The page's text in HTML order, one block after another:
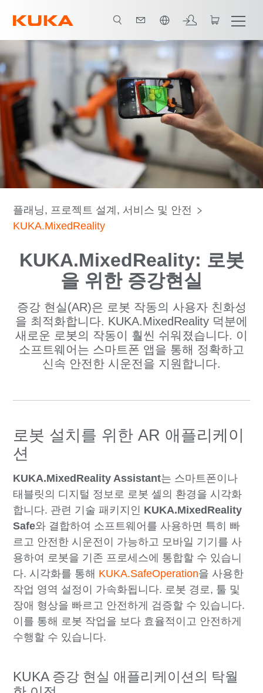
모듈 소프트웨어 주문 무료로 사용해 보세요 연락처
플래닝, 프로젝트 설계, 서비스 및 안전
KUKA.MixedReality
KUKA.MixedReality: 로봇
을 위한 증강현실
증강 현실(AR)은 로봇 작동의 사용자 친화성
을 최적화합니다. KUKA.MixedReality 덕분에
새로운 로봇의 작동이 훨씬 쉬워졌습니다. 이
소프트웨어는 스마트폰 앱을 통해 정확하고
신속 안전한 시운전을 지원합니다.
로봇 설치를 위한 AR 애플리케이
션
KUKA.MixedReality Assistant는 스마트폰이나
태블릿의 디지털 정보로 로봇 셀의 환경을 시각화
합니다. 관련 기술 패키지인 KUKA.MixedReality
Safe와 결합하여 소프트웨어를 사용하면 특히 빠
르고 안전한 시운전이 가능하고 모바일 기기를 사
용하여 로봇을 기존 프로세스에 통합할 수 있습니
다. 시각화를 통해 KUKA.SafeOperation을 사용한
작업 영역 설정이 가속화됩니다. 로봇 경로, 툴 및
장애 형상을 빠르고 안전하게 검증할 수 있습니다.
이를 통해 로봇 작업을 보다 효율적이고 안전하게
수행할 수 있습니다.
KUKA 증강 현실 애플리케이션의 탁월